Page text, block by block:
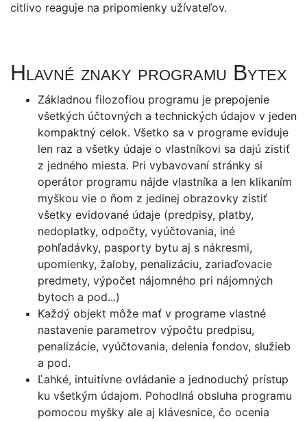
citlivo reaguje na pripomienky užívateľov.
Hlavné znaky programu Bytex
Základnou filozofiou programu je prepojenie
všetkých účtovných a technických údajov v jeden
kompaktný celok. Všetko sa v programe eviduje
len raz a všetky údaje o vlastníkovi sa dajú zistiť
z jedného miesta. Pri vybavovaní stránky si
operátor programu nájde vlastníka a len klikaním
myškou vie o ňom z jedinej obrazovky zistiť
všetky evidované údaje (predpisy, platby,
nedoplatky, odpočty, vyúčtovania, iné
pohľadávky, pasporty bytu aj s nákresmi,
upomienky, žaloby, penalizáciu, zariaďovacie
predmety, výpočet nájomného pri nájomných
bytoch a pod...)
Každý objekt môže mať v programe vlastné
nastavenie parametrov výpočtu predpisu,
penalizácie, vyúčtovania, delenia fondov, služieb
a pod.
Ľahké, intuitívne ovládanie a jednoduchý prístup
ku všetkým údajom. Pohodlná obsluha programu
pomocou myšky ale aj klávesnice, čo ocenia